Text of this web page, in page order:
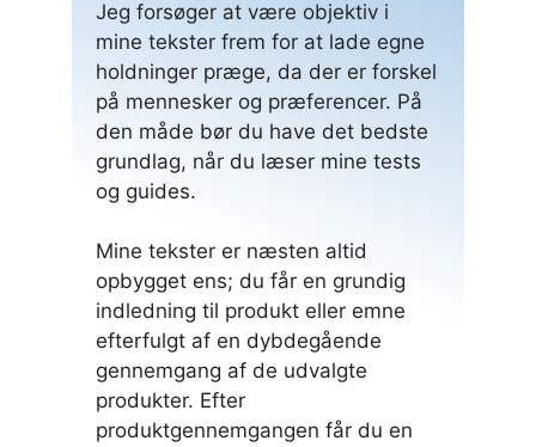
Jeg forsøger at være objektiv i
mine tekster frem for at lade egne
holdninger præge, da der er forskel
på mennesker og præferencer. På
den måde bør du have det bedste
grundlag, når du læser mine tests
og guides.
Mine tekster er næsten altid
opbygget ens; du får en grundig
indledning til produkt eller emne
efterfulgt af en dybdegående
gennemgang af de udvalgte
produkter. Efter
produktgennemgangen får du en